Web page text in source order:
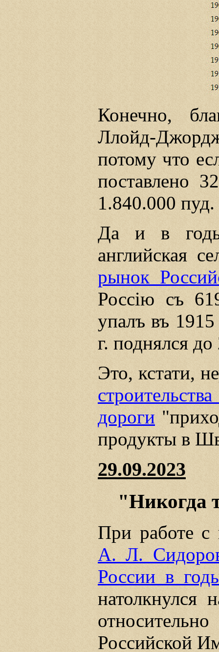
Конечно,
Ллойд-
потому что
поставлено
1.840.000 пуд.
Да и в
английская
рынок
Россiю съ
упалъ въ
г. поднялся
Это, кстати,
дороги
продукты в
29.09.2023
"Никогда
При работе с
А. Л.
России в
натолкнулся
Российской